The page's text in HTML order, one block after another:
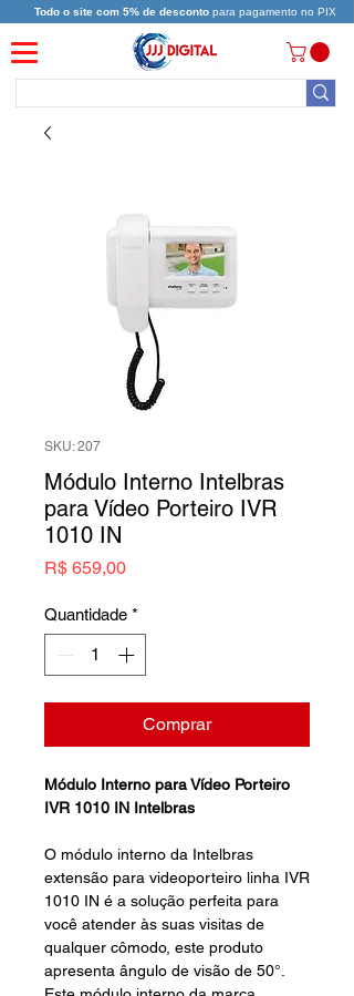
Todo o site com 5% de desconto para pagamento no PIX
SKU: 207
Módulo Interno Intelbras
para Vídeo Porteiro IVR
1010 IN
R$ 659,00Preço
Quantidade *
Comprar
Módulo Interno para Vídeo Porteiro
IVR 1010 IN Intelbras
O módulo interno da Intelbras
extensão para videoporteiro linha IVR
1010 IN é a solução perfeita para
você atender às suas visitas de
qualquer cômodo, este produto
apresenta ângulo de visão de 50°.